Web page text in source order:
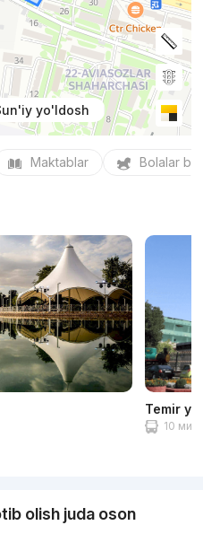
yo'ldosh
Maktablar Bolalar
Temir
10 мин
olish juda oson